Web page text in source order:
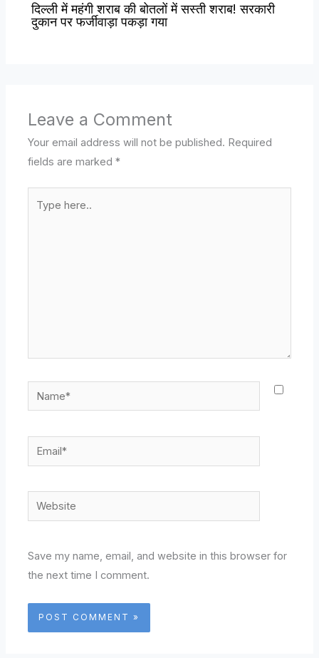
दिल्ली में महंगी शराब की बोतलों में सस्ती शराब! सरकारी
दुकान पर फर्जीवाड़ा पकड़ा गया
Leave a Comment
Your email address will not be published. Required
fields are marked*
here..
Name*
Email*
Website
Save my name, email, and website in this browser for
the next time I comment.